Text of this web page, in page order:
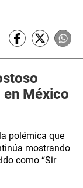
en México
polémica que
mostrando
como “Sir